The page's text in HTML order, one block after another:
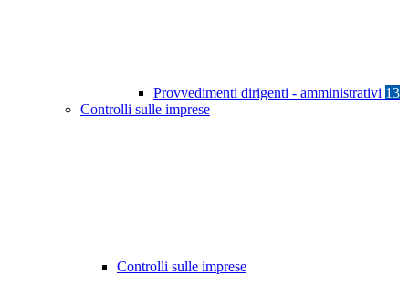
Provvedimenti dirigenti - amministrativi 13
Controlli sulle imprese
Controlli sulle imprese